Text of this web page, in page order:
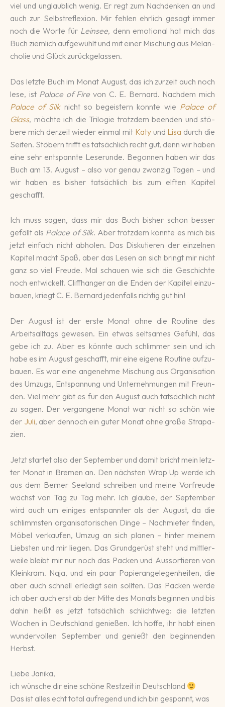
viel und un­glaub­lich wenig. Er regt zum Nach­denken an und
auch zur Selbst­re­flex­ion. Mir fehlen ehrlich gesagt immer
noch die Worte für Leinsee, denn emo­tional hat mich das
Buch ziem­lich auf­ge­wühlt und mit einer Mischung aus Me­lan­
cho­lie und Glück zurück­ge­lassen.
Das letzte Buch im Monat August, das ich zur­zeit auch noch
lese, ist Palace of Fire von C. E. Bernard. Nachdem mich
Palace of Silknicht so be­geis­tern konnte wie Palace of
Glass, möchte ich die Tri­logie trotz­dem be­enden und stö­
bere mich der­zeit wieder einmal mit Katyund Lisa durch die
Seiten. Stöbern trifft es tat­säch­lich recht gut, denn wir haben
eine sehr ent­spann­te Lese­runde. Begonnen haben wir das
Buch am 13. August – also vor genau zwan­zig Tagen – und
wir haben es bis­her tat­säch­lich bis zum elften Kapitel
geschafft.
Ich muss sagen, dass mir das Buch bisher schon besser
gefällt als Palace of Silk. Aber trotz­dem konnte es mich bis
jetzt ein­fach nicht abho­len. Das Dis­kutie­ren der ein­zel­nen
Kapi­tel macht Spaß, aber das Lesen an sich bringt mir nicht
ganz so viel Freude. Mal schauen wie sich die Ge­schich­te
noch ent­wickelt. Cliff­hanger an die Enden der Kapi­tel ein­zu­
bauen, kriegt C. E. Ber­nard jeden­falls richtig gut hin!
Der August ist der erste Monat ohne die Rou­tine des
Arbeits­all­tags gewesen. Ein etwas selt­sames Ge­fühl, das
gebe ich zu. Aber es könnte auch schlimmer sein und ich
habe es im August ge­schafft, mir eine eigene Rou­tine aufzu­
bauen. Es war eine an­geneh­me Mischung aus Orga­nisa­tion
des Um­zugs, Ent­spannung und Unter­nehmun­gen mit Freun­
den. Viel mehr gibt es für den August auch tat­säch­lich nicht
zu sagen. Der ver­gan­gene Monat war nicht so schön wie
der Juli, aber dennoch ein guter Monat ohne große Stra­pa­
zien.
Jetzt startet also der Sep­tem­ber und damit bricht mein letz­
ter Monat in Bremen an. Den nächsten Wrap Up werde ich
aus dem Berner See­land schrei­ben und meine Vor­freude
wächst von Tag zu Tag mehr. Ich glaube, der Septem­ber
wird auch um eini­ges ent­spannter als der August, da die
schlimmsten or­gani­sato­rischen Dinge – Nach­mieter finden,
Möbel verkau­fen, Umzug an sich planen – hinter meinem
Liebsten und mir liegen. Das Grund­gerüst steht und mittler­
weile bleibt mir nur noch das Packen und Aus­sortie­ren von
Klein­kram. Naja, und ein paar Papier­ange­legen­hei­ten, die
aber auch schnell erle­digt sein soll­ten. Das Packen werde
ich aber auch erst ab der Mitte des Monats be­ginnen und bis
dahin heißt es jetzt tat­säch­lich schlicht­weg: die letzten
Wochen in Deutsch­land genießen. Ich hoffe, ihr habt einen
wunder­vollen Septem­ber und ge­nießt den be­ginnenden
Herbst.
Liebe Janika,
ich wünsche dir eine schöne Restzeit in Deutschland
Das ist alles echt total aufregend und ich bin gespannt, was